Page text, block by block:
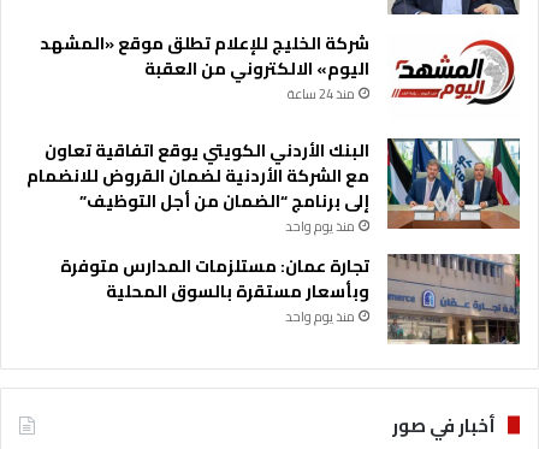
شركة الخليج للإعلام تطلق موقع «المشهد
اليوم» الالكتروني من العقبة
منذ 24 ساعة
البنك الأردني الكويتي يوقع اتفاقية تعاون
مع الشركة الأردنية لضمان القروض للانضمام
إلى برنامج “الضمان من أجل التوظيف”
منذ يوم واحد
تجارة عمان: مستلزمات المدارس متوفرة
وبأسعار مستقرة بالسوق المحلية
منذ يوم واحد
أخبار في صور